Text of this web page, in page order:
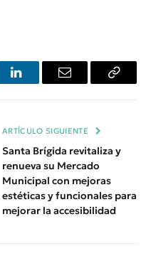
LinkedInEmail
Copiar
ARTÍCULO SIGUIENTE
Santa Brígida revitaliza y
renueva su Mercado
Municipal con mejoras
estéticas y funcionales para
mejorar la accesibilidad